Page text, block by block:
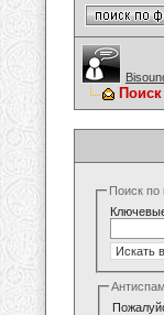
Поиск
Антиспам